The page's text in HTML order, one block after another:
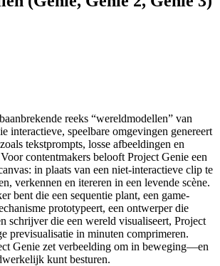
reeks “wereldmodellen” van
interactieve, speelbare omgevingen genereert
tekstprompts, losse afbeeldingen en
contentmakers belooft Project Genie een
in plaats van een niet-interactieve clip te
verkennen en itereren in een levende scène.
bent die een sequentie plant, een game-
prototypeert, een ontwerper die
schrijver die een wereld visualiseert, Project
previsualisatie in minuten comprimeren.
Genie zet verbeelding om in beweging—en
kunt besturen.